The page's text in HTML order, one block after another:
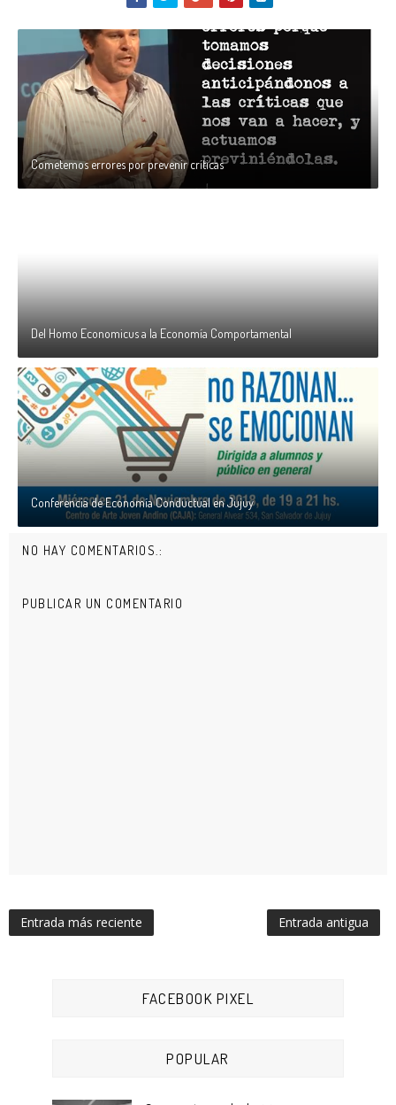
Cometemos errores por prevenir críticas
Del Homo Economicus a la Economía Comportamental
Conferencia de Economía Conductual en Jujuy
NO HAY COMENTARIOS.:
PUBLICAR UN COMENTARIO
Entrada más reciente Entrada antigua
FACEBOOK PIXEL
POPULAR